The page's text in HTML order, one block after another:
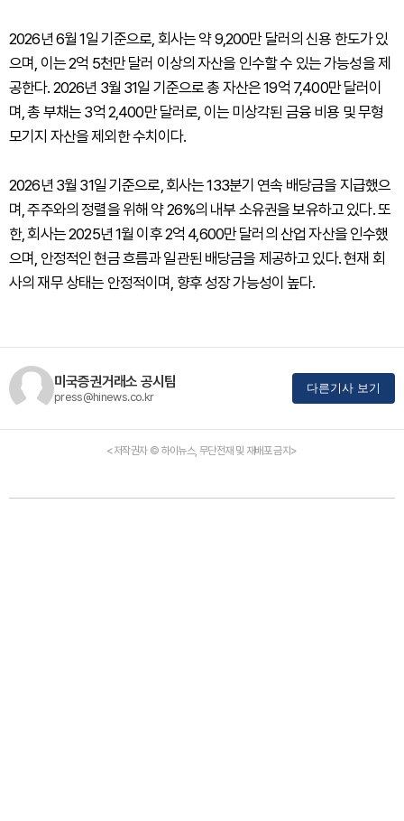
2026년 6월 1일 기준으로, 회사는 약 9,200만 달러의 신용 한도가 있
으며, 이는 2억 5천만 달러 이상의 자산을 인수할 수 있는 가능성을 제
공한다. 2026년 3월 31일 기준으로 총 자산은 19억 7,400만 달러이
며, 총 부채는 3억 2,400만 달러로, 이는 미상각된 금융 비용 및 무형
모기지 자산을 제외한 수치이다.
2026년 3월 31일 기준으로, 회사는 133분기 연속 배당금을 지급했으
며, 주주와의 정렬을 위해 약 26%의 내부 소유권을 보유하고 있다. 또
한, 회사는 2025년 1월 이후 2억 4,600만 달러의 산업 자산을 인수했
으며, 안정적인 현금 흐름과 일관된 배당금을 제공하고 있다. 현재 회
사의 재무 상태는 안정적이며, 향후 성장 가능성이 높다.
미국증권거래소 공시팀
press@hinews.co.kr
다른기사 보기
<저작권자 © 하이뉴스, 무단전재 및 재배포 금지>